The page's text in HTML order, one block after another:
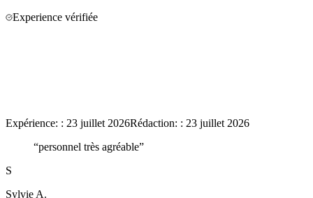
Experience vérifiée
Expérience: : 23 juillet 2026Rédaction: : 23 juillet 2026
“personnel très agréable”
S
Sylvie A.